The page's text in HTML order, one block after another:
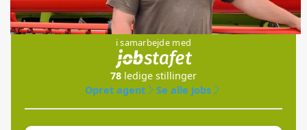
Jobs
i samarbejde med
78 ledige stillinger
Opret agent
Se alle jobs